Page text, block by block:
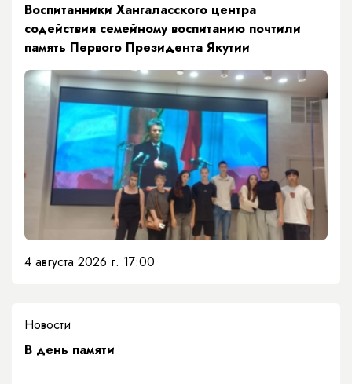
​Воспитанники Хангаласского центра
содействия семейному воспитанию почтили
память Первого Президента Якутии
4 августа 2026 г. 17:00
Новости
​В день памяти